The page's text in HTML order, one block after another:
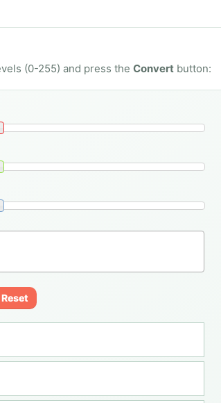
(0-255) and press the Convert button:
Reset